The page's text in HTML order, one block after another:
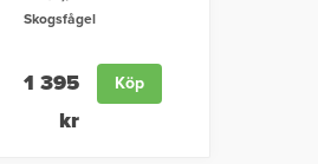
Skogsfågel
1 395
kr
Köp